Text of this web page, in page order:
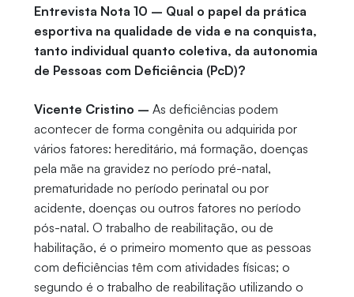
Entrevista Nota 10 – Qual o papel da prática
esportiva na qualidade de vida e na conquista,
tanto individual quanto coletiva, da autonomia
de Pessoas com Deficiência (PcD)?
Vicente Cristino – As deficiências podem
acontecer de forma congênita ou adquirida por
vários fatores: hereditário, má formação, doenças
pela mãe na gravidez no período pré-natal,
prematuridade no período perinatal ou por
acidente, doenças ou outros fatores no período
pós-natal. O trabalho de reabilitação, ou de
habilitação, é o primeiro momento que as pessoas
com deficiências têm com atividades físicas; o
segundo é o trabalho de reabilitação utilizando o